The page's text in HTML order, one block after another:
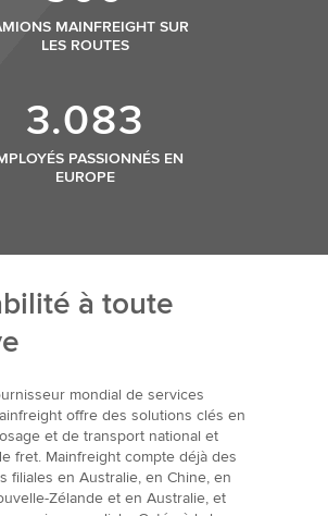
MAINFREIGHT SUR
LES ROUTES
3.083
PASSIONNÉS EN
EUROPE
à toute
mondial de services
offre des solutions clés en
et de transport national et
fret. Mainfreight compte déjà des
filiales en Australie, en Chine, en
Zélande et en Australie, et